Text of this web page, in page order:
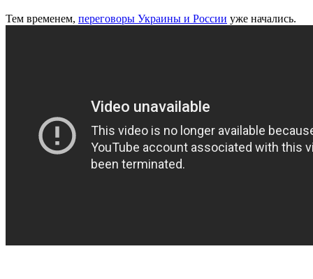
Тем временем, переговоры Украины и России уже начались.